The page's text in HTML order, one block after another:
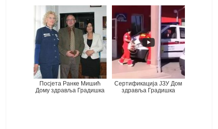
Посјета Ранке Мишић
Дому здравља Градишка
Сертификација ЈЗУ Дом
здравља Градишка